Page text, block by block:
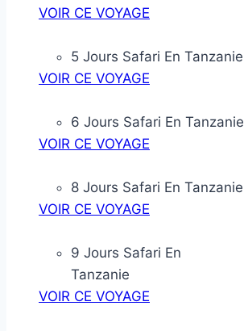
VOIR CE VOYAGE
5 Jours Safari En Tanzanie
VOIR CE VOYAGE
6 Jours Safari En Tanzanie
VOIR CE VOYAGE
8 Jours Safari En Tanzanie
VOIR CE VOYAGE
9 Jours Safari En
Tanzanie
VOIR CE VOYAGE